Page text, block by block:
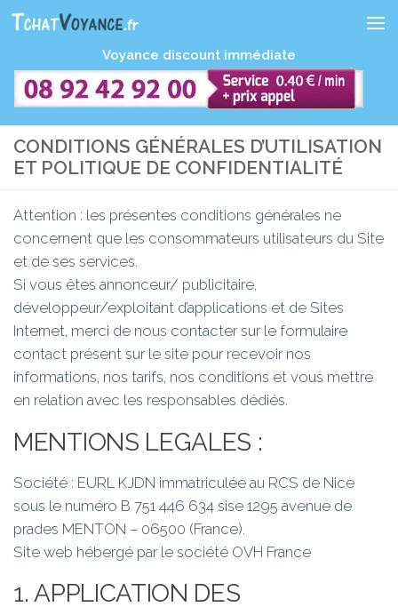
Skip to content
Voyance discount immédiate
CONDITIONS GÉNÉRALES D’UTILISATION
ET POLITIQUE DE CONFIDENTIALITÉ
Attention : les présentes conditions générales ne
concernent que les consommateurs utilisateurs du Site
et de ses services.
Si vous êtes annonceur/ publicitaire,
développeur/exploitant d’applications et de Sites
Internet, merci de nous contacter sur le formulaire
contact présent sur le site pour recevoir nos
informations, nos tarifs, nos conditions et vous mettre
en relation avec les responsables dédiés.
MENTIONS LEGALES :
Société : EURL KJDN immatriculée au RCS de Nice
sous le numéro B 751 446 634 sise 1295 avenue de
prades MENTON – 06500 (France).
Site web hébergé par le société OVH France
1. APPLICATION DES